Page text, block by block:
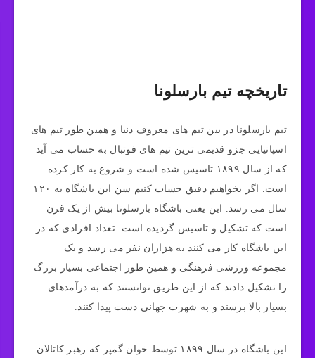
تاریخچه تیم بارسلونا
تیم بارسلونا در بین تیم‌ های معروف دنیا و همین طور تیم‌ های
اسپانیایی جزو قدیمی ترین تیم های فوتبال به حساب می آید
که از سال ۱۸۹۹ تاسیس شده است و شروع به کار کرده
است. اگر بخواهیم دقیق حساب کنیم سن این باشگاه به ۱۲۰
سال می رسد. این یعنی باشگاه بارسلونا بیش از یک قرن
است که تشکیل و تاسیس گردیده است. تعداد افرادی که در
این باشگاه کار می کنند به هزاران نفر می رسد و یک
مجموعه ورزشی فرهنگی و همین طور اجتماعی بسیار بزرگ
را تشکیل دادند که از این طریق توانستند که به درآمدهای
بسیار بالا برسند و به شهرت جهانی دست پیدا کنند.
این باشگاه در سال ۱۸۹۹ توسط خوان گمپر که رهبر کاتالان